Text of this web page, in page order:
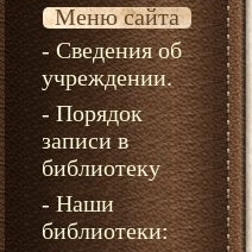
Меню сайта
- Сведения об
учреждении.
- Порядок
записи в
библиотеку
- Наши
библиотеки: